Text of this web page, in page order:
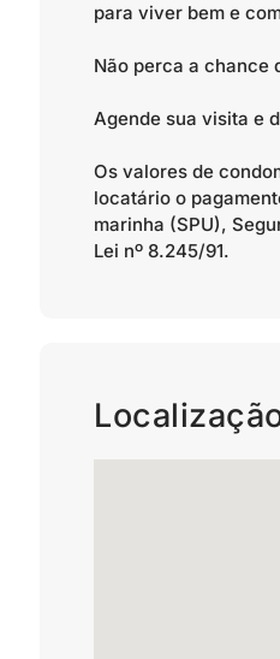
para viver bem e
Não perca a chance
Agende sua visita e
Os valores de
locatário o
marinha (SPU),
Lei nº 8.245/91.